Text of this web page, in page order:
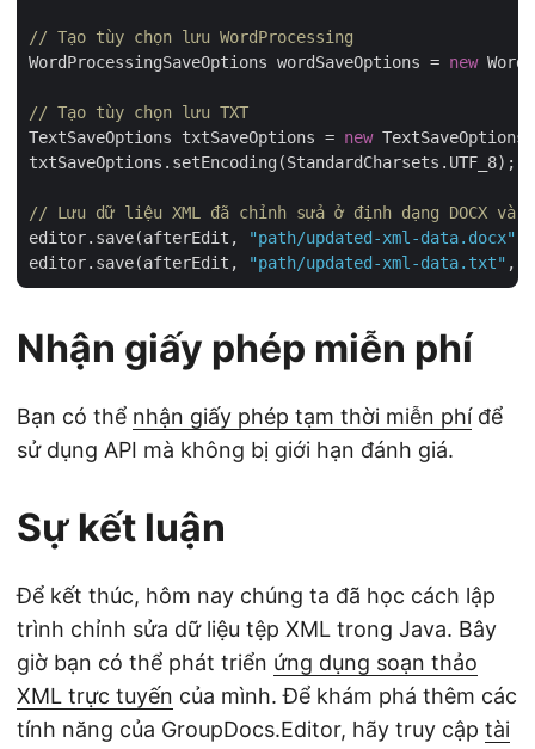
// Tạo tùy chọn lưu WordProcessing
WordProcessingSaveOptions wordSaveOptions = new
// Tạo tùy chọn lưu TXT
TextSaveOptions txtSaveOptions = new
txtSaveOptions.setEncoding(StandardCharsets.UTF_8);
// Lưu dữ liệu XML đã chỉnh sửa ở định dạng DOCX và
editor.save(afterEdit,
"path/updated-xml-data.docx"
editor.save(afterEdit,
"path/updated-xml-data.txt"
Nhận giấy phép miễn phí
Bạn có thể nhận giấy phép tạm thời miễn phíđể
sử dụng API mà không bị giới hạn đánh giá.
Sự kết luận
Để kết thúc, hôm nay chúng ta đã học cách lập
trình chỉnh sửa dữ liệu tệp XML trong Java. Bây
giờ bạn có thể phát triển ứng dụng soạn thảo
XML trực tuyến của mình. Để khám phá thêm các
tính năng của GroupDocs.Editor, hãy truy cập tài